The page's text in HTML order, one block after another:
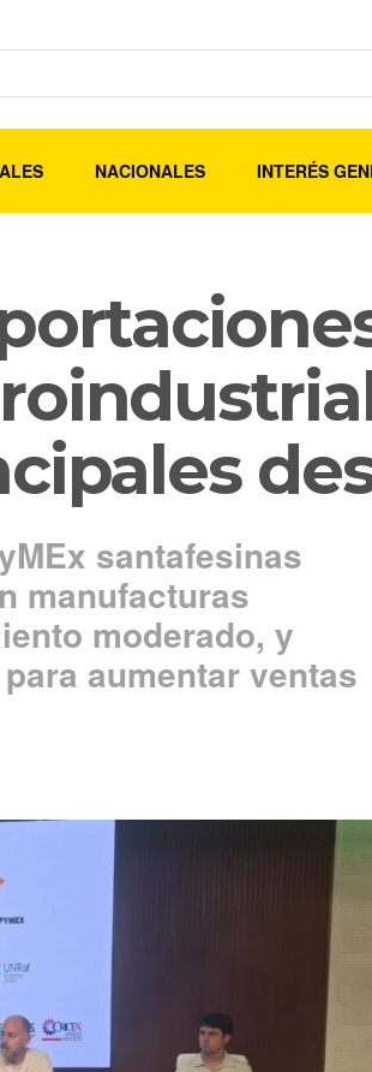
NACIONALES INTERÉS
santafesinas
manufacturas
moderado, y
aumentar ventas